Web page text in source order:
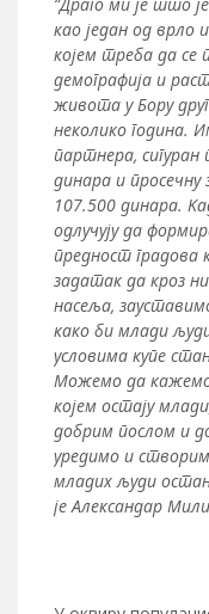
као један од врло
којем треба да се
демографија и
живота у Бору
неколико година.
партнера, сигуран
динара и просечну
107.500 динара.
одлучују да
предност градова
задатак да кроз
насеља,
како би млади
условима купе
Можемо да кажемо
којем остају
добрим послом и
уредимо и
младих људи
је Александар